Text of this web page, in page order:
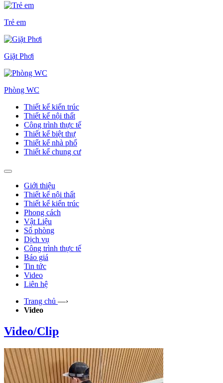
Trẻ em
Giặt Phơi
Phòng WC
Thiết kế kiến trúc
Thiết kế nội thất
Công trình thực tế
Thiết kế biệt thự
Thiết kế nhà phố
Thiết kế chung cư
Giới thiệu
Thiết kế nội thất
Thiết kế kiến trúc
Phong cách
Vật Liệu
Số phòng
Dịch vụ
Công trình thực tế
Báo giá
Tin tức
Video
Liên hệ
Trang chủ —›
Video
Video/Clip